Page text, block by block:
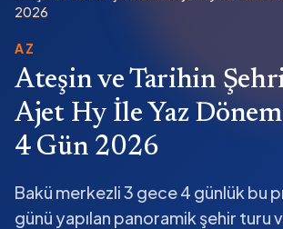
2026
AZ
Ateşin ve Tarihin
Ajet Hy İle Yaz
4 Gün 2026
Bakü merkezli 3 gece 4 günlük bu
günü yapılan panoramik şehir turu